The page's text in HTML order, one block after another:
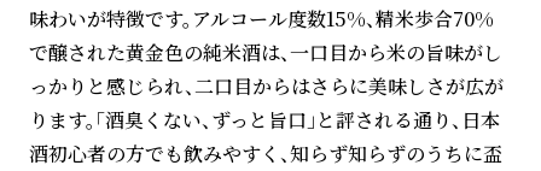
味わいが特徴です。アルコール度数15%、精米歩合70%
で醸された黄金色の純米酒は、一口目から米の旨味がし
っかりと感じられ、二口目からはさらに美味しさが広が
ります。「酒臭くない、ずっと旨口」と評される通り、日本
酒初心者の方でも飲みやすく、知らず知らずのうちに盃